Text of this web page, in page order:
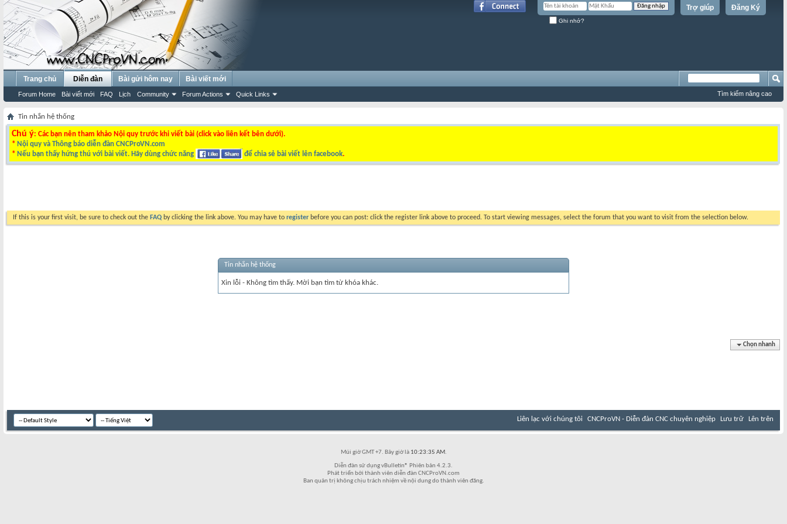
Đăng Ký
Trợ giúp
Ghi nhớ?
Trang chủ Diễn đàn
Forum Home Bài viết mới FAQ Lịch Community Forum Actions Quick Links
Bài gửi hôm nay Bài viết mới
Tìm kiếm nâng cao
Tin nhắn hệ thống
Chú ý: Các bạn nên tham khảo Nội quy trước khi viết bài (click vào liên kết bên dưới).
* Nội quy và Thông báo diễn đàn CNCProVN.com
* Nếu bạn thấy hứng thú với bài viết. Hãy dùng chức năng để chia sẻ bài viết lên facebook.
If this is your first visit, be sure to check out the FAQ by clicking the link above. You may have to register before you can post: click the register link above to proceed. To start viewing messages, select the forum that you want to visit from the selection below.
Tin nhắn hệ thống
Xin lỗi - Không tìm thấy. Mời bạn tìm từ khóa khác.
Chọn nhanh
Liên lạc với chúng tôi CNCProVN - Diễn đàn CNC chuyên nghiệp Lưu trữ Lên trên
Múi giờ GMT +7. Bây giờ là 10:23:35 AM.
Diễn đàn sử dụng vBulletin® Phiên bản 4.2.3.
Phát triển bởi thành viên diễn đàn CNCProVN.com
Ban quản trị không chịu trách nhiệm về nội dung do thành viên đăng.